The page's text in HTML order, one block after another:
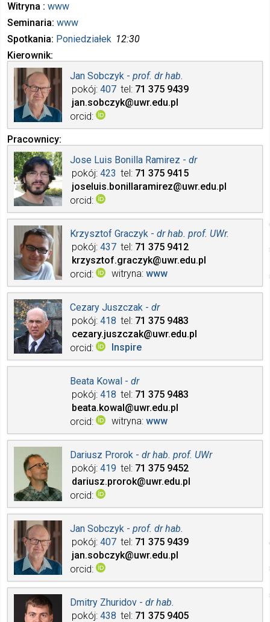
Witryna
www
Seminaria www
Spotkania Poniedziałek 12:30
Kierownik
Jan Sobczyk - prof. dr hab.
pokój 407 tel 71 375 9439
jan.sobczyk@uwr.edu.pl
orcid
Pracownicy
Jose Luis Bonilla Ramirez - dr
pokój 423 tel 71 375 9415
joseluis.bonillaramirez@uwr.edu.pl
orcid
Krzysztof Graczyk - dr hab. prof. UWr.
pokój 437 tel 71 375 9412
krzysztof.graczyk@uwr.edu.pl
orcid
witryna www
Cezary Juszczak - dr
pokój 418 tel 71 375 9483
cezary.juszczak@uwr.edu.pl
orcid
Inspire
Beata Kowal - dr
pokój 418 tel 71 375 9483
beata.kowal@uwr.edu.pl
orcid
witryna www
Dariusz Prorok - dr hab. prof. UWr
pokój 419 tel 71 375 9452
dariusz.prorok@uwr.edu.pl
orcid
Jan Sobczyk - prof. dr hab.
pokój 407 tel 71 375 9439
jan.sobczyk@uwr.edu.pl
orcid
Dmitry Zhuridov - dr hab.
pokój 438 tel 71 375 9405